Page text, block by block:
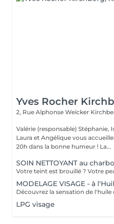
Yves Rocher
2, Rue Alphonse Weicker
Valérie (responsable) Stéphanie,
Laura et Angélique vous
20h dans la bonne humeur ! La...
SOIN NETTOYANT au
MODELAGE VISAGE - à
LPG visage